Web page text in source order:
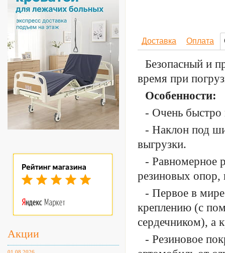
Акции
Доставка Оплата
Безопасный и
время при
Особенности:
- Очень быстро
- Наклон под
выгрузки.
- Равномерное
резиновых опор,
- Первое в мире
креплению (с
сердечником), а
- Резиновое